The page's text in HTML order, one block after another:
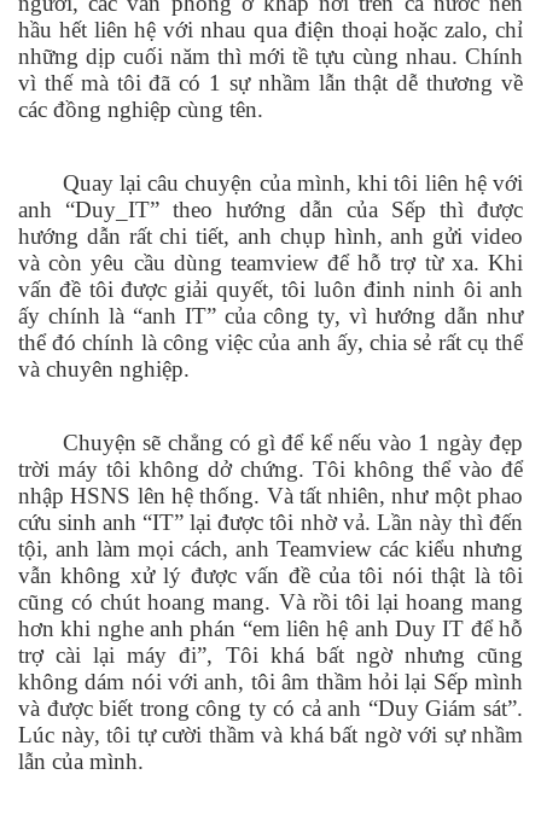
hầu hết liên hệ với nhau qua điện thoại hoặc zalo, chỉ
những dịp cuối năm thì mới tề tựu cùng nhau. Chính
vì thế mà tôi đã có 1 sự nhầm lẫn thật dễ thương về
các đồng nghiệp cùng tên.
Quay lại câu chuyện của mình, khi tôi liên hệ với
anh “Duy_IT” theo hướng dẫn của Sếp thì được
hướng dẫn rất chi tiết, anh chụp hình, anh gửi video
và còn yêu cầu dùng teamview để hỗ trợ từ xa. Khi
vấn đề tôi được giải quyết, tôi luôn đinh ninh ôi anh
ấy chính là “anh IT” của công ty, vì hướng dẫn như
thể đó chính là công việc của anh ấy, chia sẻ rất cụ thể
và chuyên nghiệp.
Chuyện sẽ chẳng có gì để kể nếu vào 1 ngày đẹp
trời máy tôi không dở chứng. Tôi không thể vào để
nhập HSNS lên hệ thống. Và tất nhiên, như một phao
cứu sinh anh “IT” lại được tôi nhờ vả. Lần này thì đến
tội, anh làm mọi cách, anh Teamview các kiểu nhưng
vẫn không xử lý được vấn đề của tôi nói thật là tôi
cũng có chút hoang mang. Và rồi tôi lại hoang mang
hơn khi nghe anh phán “em liên hệ anh Duy IT để hỗ
trợ cài lại máy đi”, Tôi khá bất ngờ nhưng cũng
không dám nói với anh, tôi âm thầm hỏi lại Sếp mình
và được biết trong công ty có cả anh “Duy Giám sát”.
Lúc này, tôi tự cười thầm và khá bất ngờ với sự nhầm
lẫn của mình.